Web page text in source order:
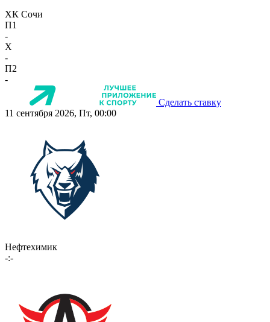
ХК Сочи
П1
-
X
-
П2
-
Сделать ставку
11 сентября 2026, Пт, 00:00
Нефтехимик
-:-